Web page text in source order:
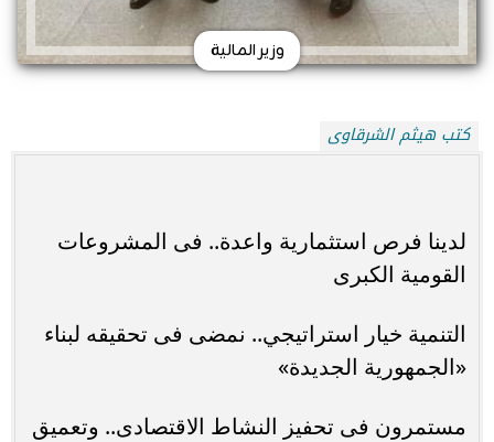
وزير المالية
كتب هيثم الشرقاوى
لدينا فرص استثمارية واعدة.. فى المشروعات
القومية الكبرى
التنمية خيار استراتيجي.. نمضى فى تحقيقه لبناء
«الجمهورية الجديدة»
مستمرون فى تحفيز النشاط الاقتصادى.. وتعميق